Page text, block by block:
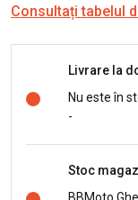
Consultați tabelul
Livrare la
Nu este în
-
Stoc